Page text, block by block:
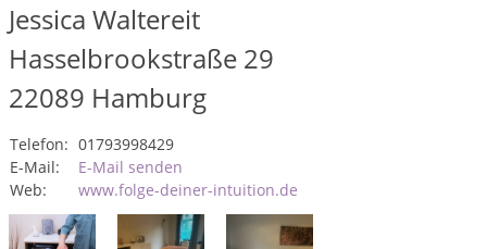
Jessica Waltereit
Hasselbrookstraße 29
22089 Hamburg
Telefon: 01793998429
E-Mail:
E-Mail senden
Web:
www.folge-deiner-intuition.de